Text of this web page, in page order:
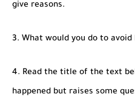
give reasons.
3. What would you do to avoid
4. Read the title of the text
happened but raises some